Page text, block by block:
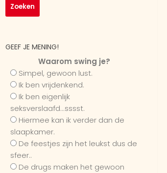
GEEF JE MENING!
Waarom swing je?
Simpel, gewoon lust.
Ik ben vrijdenkend.
Ik ben eigenlijk
seksverslaafd...sssst.
Hiermee kan ik verder dan de
slaapkamer.
De feestjes zijn het leukst dus de
sfeer..
De drugs maken het gewoon